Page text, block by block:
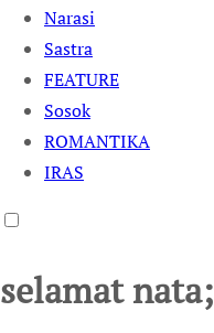
Narasi
Sastra
FEATURE
Sosok
ROMANTIKA
IRAS
selamat nata;